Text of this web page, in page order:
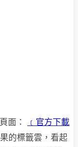
面：
﹝官方下載
的標籤雲，看起